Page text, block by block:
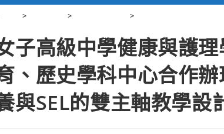
> > >
子高級中學健康與護
、歷史學科中心合作
與SEL的雙主軸教學設